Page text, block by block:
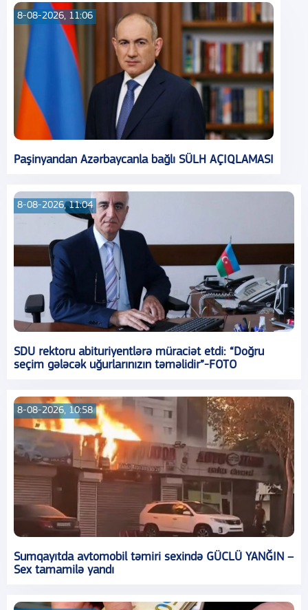
8-08-2026, 11:06
Paşinyandan Azərbaycanla bağlı SÜLH AÇIQLAMASI
8-08-2026, 11:04
SDU rektoru abituriyentlərə müraciət etdi: “Doğru
seçim gələcək uğurlarınızın təməlidir”-FOTO
8-08-2026, 10:58
Sumqayıtda avtomobil təmiri sexində GÜCLÜ YANĞIN –
Sex tamamilə yandı